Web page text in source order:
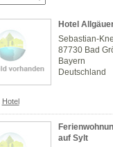
Hotel
Sebastian-
87730 Bad
Bayern
Deutschland
Hotel
auf Sylt